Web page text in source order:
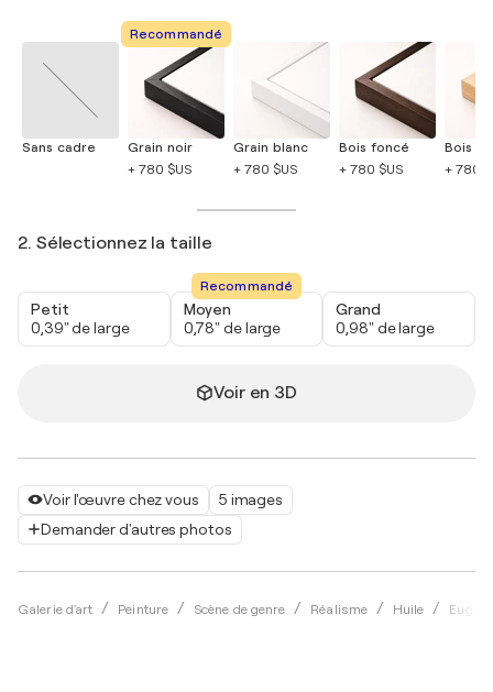
Voir l'œuvre chez vous
5 images
Demander d'autres photos
Galerie d'art Peinture Scène de genre Réalisme Huile
Sans cadre
Recommandé
Grain noir
+ 780 $US
Grain blanc
+ 780 $US
Bois foncé
+ 780 $US
Bois
+ 780
2. Sélectionnez la taille
Petit
0,39" de large
Recommandé
Moyen
0,78" de large
Grand
0,98" de large
Voir en 3D